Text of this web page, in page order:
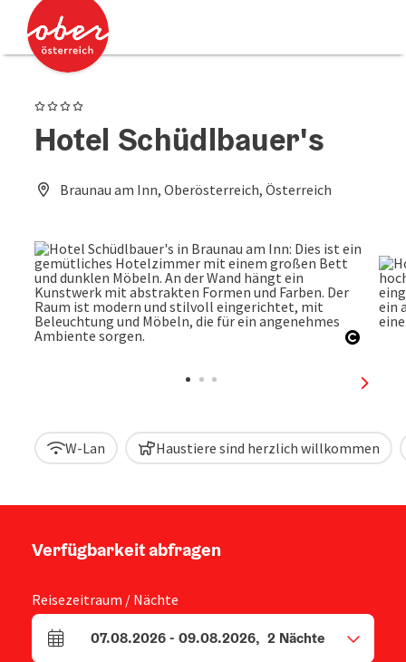
Zum Inhalt
Zum Seitenanfang
4 Sterne
Hotel Schüdlbauer's
Braunau am Inn, Oberösterreich, Österreich
W-Lan Haustiere sind herzlich willkommen
Verfügbarkeit abfragen
Reisezeitraum / Nächte
An- und Abreisefelder
07.08.2026- 09.08.2026, 2 Nächte